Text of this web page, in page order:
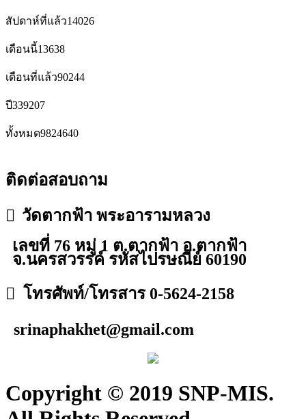
สัปดาห์ที่แล้ว14026
เดือนนี้13638
เดือนที่แล้ว90244
ปี339207
ทั้งหมด9824640
ติดต่อสอบถาม
วัดตากฟ้า พระอารามหลวง
เลขที่ 76 หมู่ 1 ต.ตากฟ้า อ.ตากฟ้า
จ.นครสวรรค์ รหัสไปรษณีย์ 60190
โทรศัพท์/โทรสาร 0-5624-2158
srinaphakhet@gmail.com
Copyright © 2019 SNP-MIS.